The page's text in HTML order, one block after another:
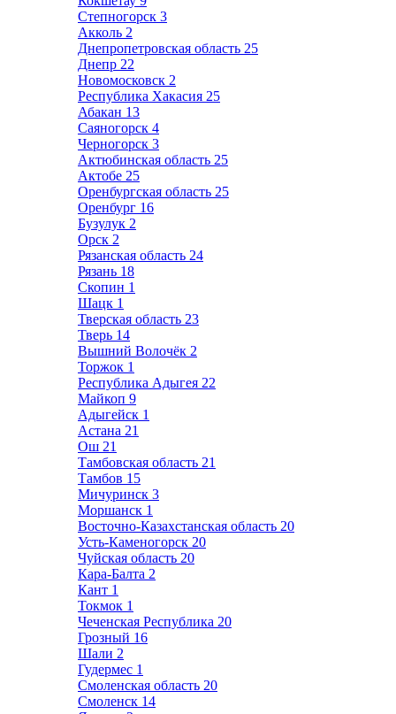
Степногорск 3
Акколь 2
Днепропетровская область 25
Днепр 22
Новомосковск 2
Республика Хакасия 25
Абакан 13
Саяногорск 4
Черногорск 3
Актюбинская область 25
Актобе 25
Оренбургская область 25
Оренбург 16
Бузулук 2
Орск 2
Рязанская область 24
Рязань 18
Скопин 1
Шацк 1
Тверская область 23
Тверь 14
Вышний Волочёк 2
Торжок 1
Республика Адыгея 22
Майкоп 9
Адыгейск 1
Астана 21
Ош 21
Тамбовская область 21
Тамбов 15
Мичуринск 3
Моршанск 1
Восточно-Казахстанская область 20
Усть-Каменогорск 20
Чуйская область 20
Кара-Балта 2
Кант 1
Токмок 1
Чеченская Республика 20
Грозный 16
Шали 2
Гудермес 1
Смоленская область 20
Смоленск 14